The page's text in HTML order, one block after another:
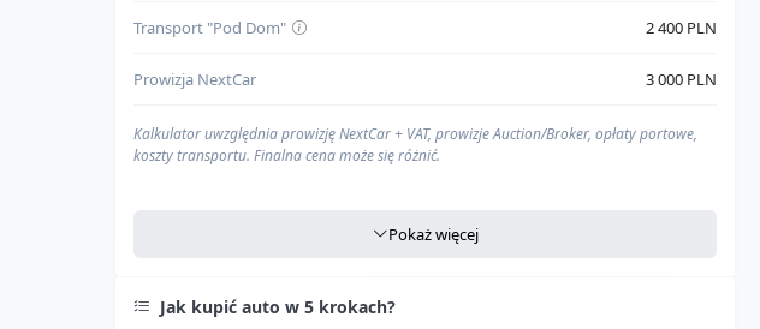
Transport "Pod Dom" 2 400 PLN
Prowizja NextCar 3 000 PLN
Kalkulator uwzględnia prowizję NextCar + VAT, prowizje Auction/Broker, opłaty portowe,
koszty transportu. Finalna cena może się różnić.
Pokaż więcej
Jak kupić auto w 5 krokach?